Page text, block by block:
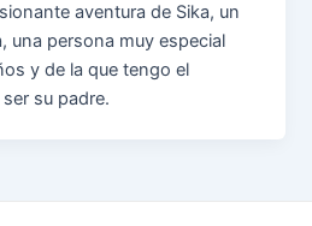
aventura de Sika, un
una persona muy especial
y de la que tengo el
su padre.